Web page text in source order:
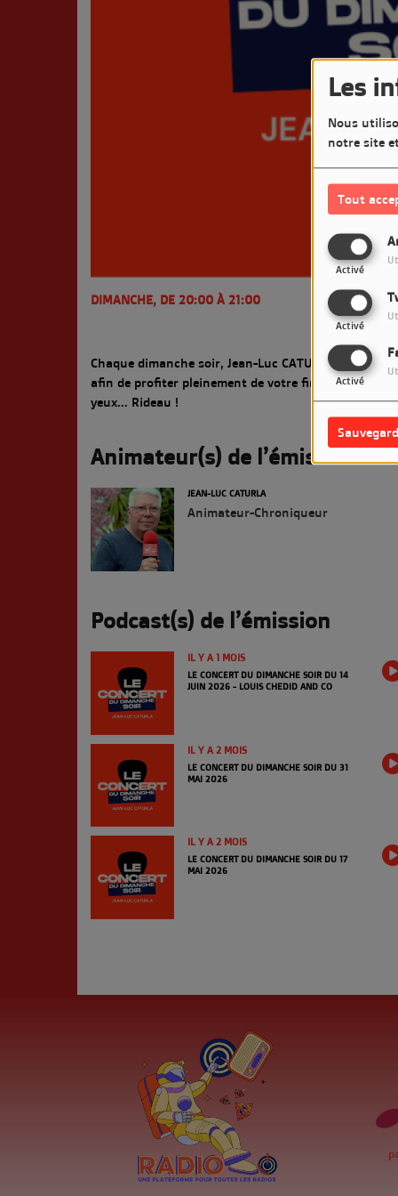
Les
Nous
notre site
Tout
Activé
Activé
Activé
DIMANCHE, DE 20:00 À 21:00
Chaque dimanche soir, Jean-Luc CATURLA vous
afin de profiter pleinement de votre fin de week-
yeux... Rideau !
Animateur(s) de l’émission
JEAN-LUC CATURLA
Animateur-Chroniqueur
Podcast(s) de l’émission
IL Y A 1 MOIS
LE CONCERT DU DIMANCHE SOIR DU 14
JUIN 2026 - LOUIS CHEDID AND CO
IL Y A 2 MOIS
LE CONCERT DU DIMANCHE SOIR DU 31
MAI 2026
IL Y A 2 MOIS
LE CONCERT DU DIMANCHE SOIR DU 17
MAI 2026